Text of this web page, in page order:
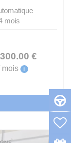
mois
300.00 €
mois i